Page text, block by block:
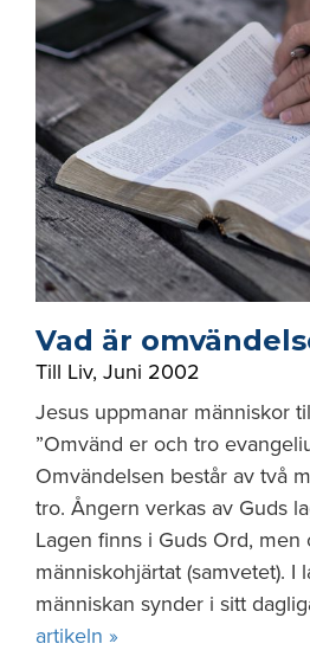
Vad är
Till Liv, Juni 2002
Jesus uppmanar människor
”Omvänd er och tro
Omvändelsen består av två
tro. Ångern verkas av Guds
Lagen finns i Guds Ord, men
människohjärtat (samvetet). I
människan synder i sitt
artikeln »